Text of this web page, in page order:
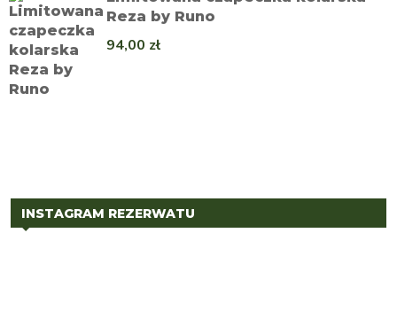
Reza by Runo
94,00 zł
INSTAGRAM REZERWATU